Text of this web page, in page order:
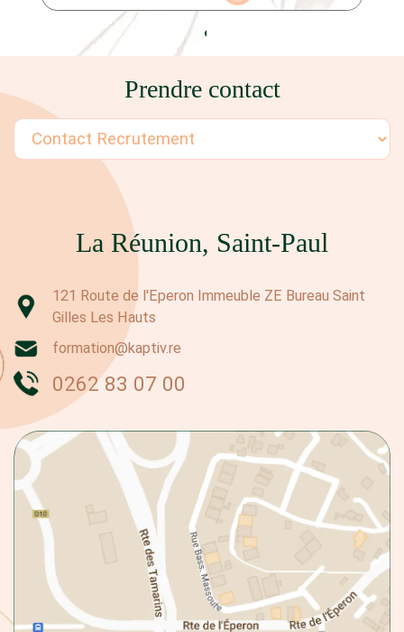
Prendre contact
La Réunion, Saint-Paul
121 Route de l'Eperon Immeuble ZE Bureau Saint
Gilles Les Hauts
formation@kaptiv.re
0262 83 07 00